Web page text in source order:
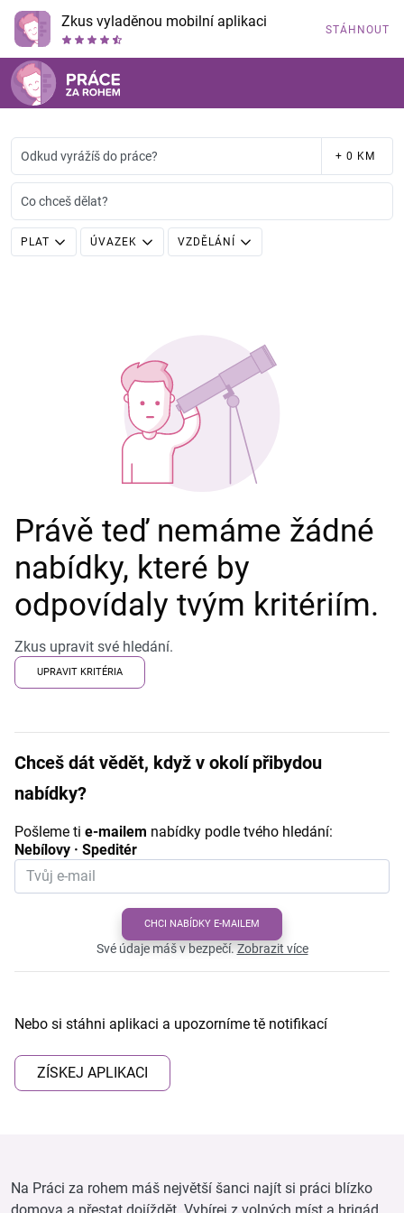
Zkus vyladěnou mobilní aplikaci STÁHNOUT
Odkud vyrážíš do práce? + 0 KM
Co chceš dělat?
PLAT ÚVAZEK VZDĚLÁNÍ
Právě teď nemáme žádné
nabídky, které by
odpovídaly tvým kritériím.
Zkus upravit své hledání.
UPRAVIT KRITÉRIA
Chceš dát vědět, když v okolí přibydou
nabídky?
Pošleme ti e-mailem nabídky podle tvého hledání:
Nebílovy · Speditér
CHCI NABÍDKY E-MAILEM
Své údaje máš v bezpečí.Zobrazit více
Nebo si stáhni aplikaci a upozorníme tě notifikací
ZÍSKEJ APLIKACI
Na Práci za rohem máš největší šanci najít si práci blízko
domova a přestat dojíždět. Vybírej z volných míst a brigád